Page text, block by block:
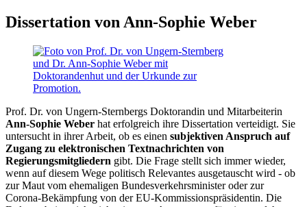
Dissertation von Ann-Sophie Weber
Prof. Dr. von Ungern-Sternbergs Doktorandin und Mitarbeiterin
Ann-Sophie Weber hat erfolgreich ihre Dissertation verteidigt. Sie
untersucht in ihrer Arbeit, ob es einen subjektiven Anspruch auf
Zugang zu elektronischen Textnachrichten von
Regierungsmitgliedern gibt. Die Frage stellt sich immer wieder,
wenn auf diesem Wege politisch Relevantes ausgetauscht wird - ob
zur Maut vom ehemaligen Bundesverkehrsminister oder zur
Corona-Bekämpfung von der EU-Kommissionspräsidentin. Die